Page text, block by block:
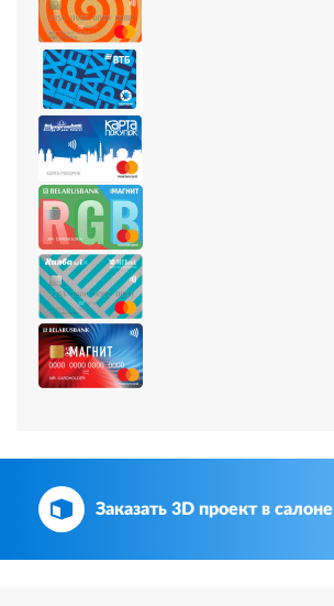
Заказать 3D проект в салоне